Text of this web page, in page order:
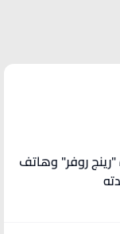
في فلسطين .. سيارة "رينج روفر" وهاتف